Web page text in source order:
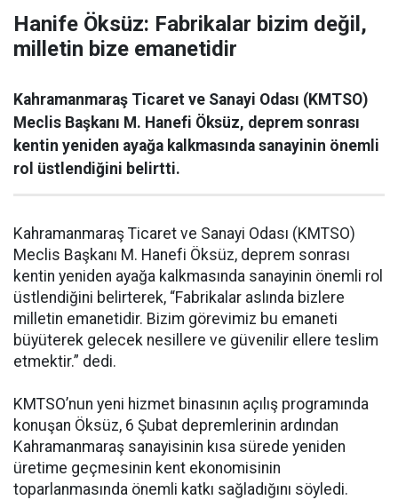
Hanife Öksüz: Fabrikalar bizim değil,
milletin bize emanetidir
Kahramanmaraş Ticaret ve Sanayi Odası (KMTSO)
Meclis Başkanı M. Hanefi Öksüz, deprem sonrası
kentin yeniden ayağa kalkmasında sanayinin önemli
rol üstlendiğini belirtti.
Kahramanmaraş Ticaret ve Sanayi Odası (KMTSO)
Meclis Başkanı M. Hanefi Öksüz, deprem sonrası
kentin yeniden ayağa kalkmasında sanayinin önemli rol
üstlendiğini belirterek, “Fabrikalar aslında bizlere
milletin emanetidir. Bizim görevimiz bu emaneti
büyüterek gelecek nesillere ve güvenilir ellere teslim
etmektir.” dedi.
KMTSO’nun yeni hizmet binasının açılış programında
konuşan Öksüz, 6 Şubat depremlerinin ardından
Kahramanmaraş sanayisinin kısa sürede yeniden
üretime geçmesinin kent ekonomisinin
toparlanmasında önemli katkı sağladığını söyledi.